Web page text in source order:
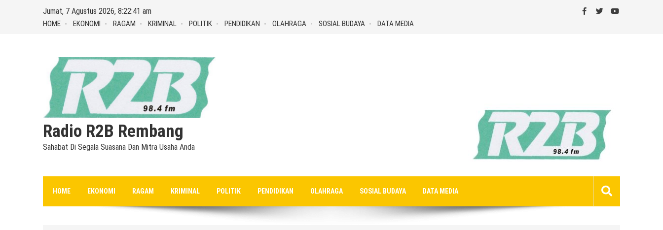
Jumat, 7 Agustus 2026, 8:22:42 am
HOME EKONOMI RAGAM KRIMINAL POLITIK PENDIDIKAN OLAHRAGA SOSIAL BUDAYA DATA MEDIA
Radio R2B Rembang
Sahabat Di Segala Suasana Dan Mitra Usaha Anda
HOME EKONOMI RAGAM KRIMINAL POLITIK PENDIDIKAN OLAHRAGA SOSIAL BUDAYA DATA MEDIA